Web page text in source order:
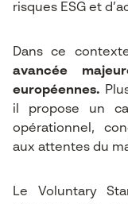
risques ESG et
Dans ce
avancée
européennes.
il propose un
opérationnel,
aux attentes du
Le Voluntary